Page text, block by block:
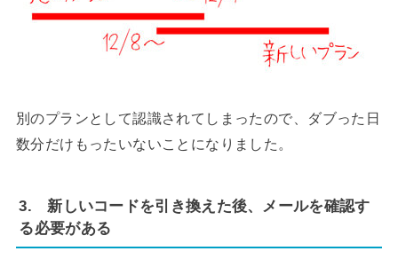
別のプランとして認識されてしまったので、ダブった日
数分だけもったいないことになりました。
3. 新しいコードを引き換えた後、メールを確認す
る必要がある